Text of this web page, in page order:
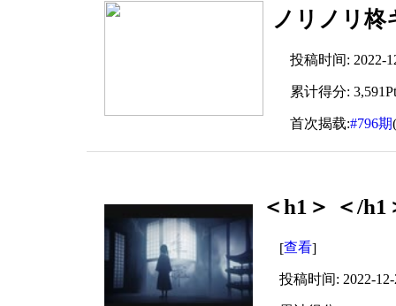
ノリノリ柊
投稿时间: 2022-
累计得分:
首次揭载:#796期
＜h1＞ ＜/
[查看]
投稿时间: 2022-12-